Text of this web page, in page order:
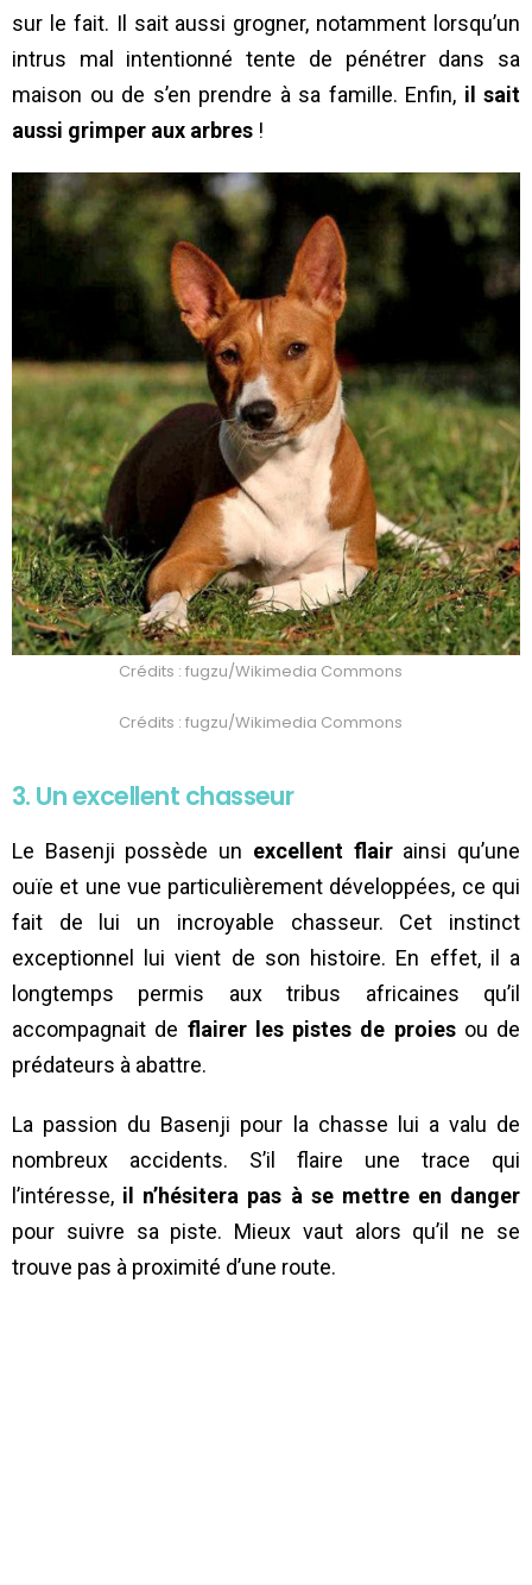
sur le fait. Il sait aussi grogner, notamment lorsqu’un
intrus mal intentionné tente de pénétrer dans sa
maison ou de s’en prendre à sa famille. Enfin, il sait
aussi grimper aux arbres !
Crédits : fugzu/Wikimedia Commons
Crédits : fugzu/Wikimedia Commons
3. Un excellent chasseur
Le Basenji possède un excellent flairainsi qu’une
ouïe et une vue particulièrement développées, ce qui
fait de lui un incroyable chasseur. Cet instinct
exceptionnel lui vient de son histoire. En effet, il a
longtemps permis aux tribus africaines qu’il
accompagnait de flairer les pistes de proiesou de
prédateurs à abattre.
La passion du Basenji pour la chasse lui a valu de
nombreux accidents. S’il flaire une trace qui
l’intéresse, il n’hésitera pas à se mettre en danger
pour suivre sa piste. Mieux vaut alors qu’il ne se
trouve pas à proximité d’une route.